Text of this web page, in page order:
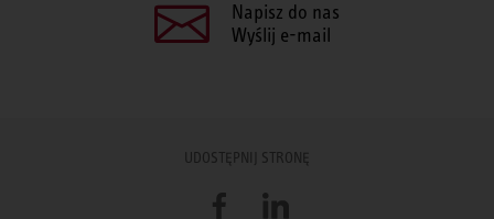
Napisz do nas
Wyślij e-mail
UDOSTĘPNIJ STRONĘ
FacebookLinkedIn